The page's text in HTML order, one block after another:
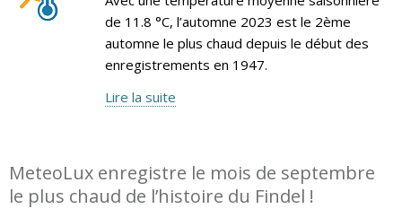
de 11.8 °C, l’automne 2023 est le 2ème
automne le plus chaud depuis le début des
enregistrements en 1947.
Lire la suite
MeteoLux enregistre le mois de septembre
le plus chaud de l’histoire du Findel !